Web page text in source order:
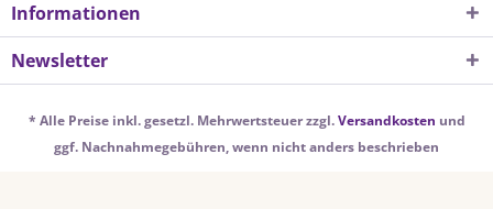
Informationen
Newsletter
* Alle Preise inkl. gesetzl. Mehrwertsteuer zzgl.Versandkosten und
ggf. Nachnahmegebühren, wenn nicht anders beschrieben